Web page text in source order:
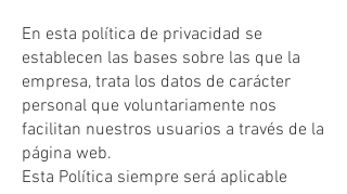
En esta política de privacidad se
establecen las bases sobre las que la
empresa, trata los datos de carácter
personal que voluntariamente nos
facilitan nuestros usuarios a través de la
página web.
Esta Política siempre será aplicable